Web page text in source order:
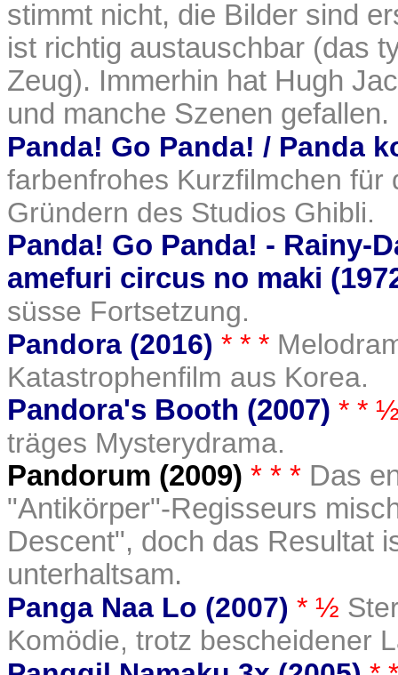
stimmt nicht, die Bilder sind
ist richtig austauschbar (das
Zeug). Immerhin hat Hugh
und manche Szenen gefallen.
Panda! Go Panda! / Panda
farbenfrohes Kurzfilmchen
Gründern des Studios Ghibli.
Panda! Go Panda! - Rainy-
amefuri circus no maki
süsse Fortsetzung.
Pandora (2016) * * *
Katastrophenfilm aus Korea.
Pandora's Booth (2007) * *
träges Mysterydrama.
Pandorum (2009) * * * Das
"Antikörper"-Regisseurs
Descent", doch das Resultat
unterhaltsam.
Panga Naa Lo (2007) * ½
Komödie, trotz bescheidener